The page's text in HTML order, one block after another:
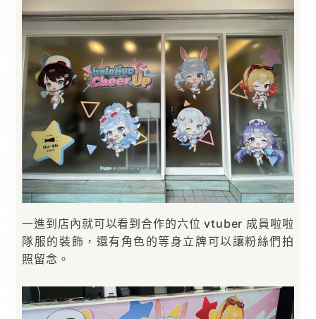
一進到店內就可以看到合作的六位 vtuber 成員啦啦
隊服的裝飾，還有角色的等身立牌可以讓粉絲們拍
照留念。